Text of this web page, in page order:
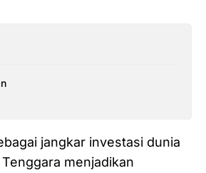
jangkar investasi dunia
menjadikan